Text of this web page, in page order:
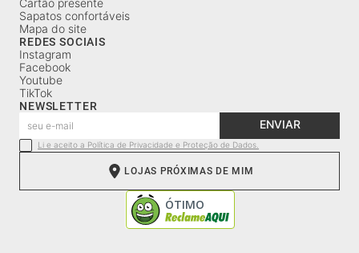
Sapatos confortáveis
Mapa do site
REDES SOCIAIS
Instagram
Facebook
Youtube
TikTok
NEWSLETTER
ENVIAR
Li e aceito a Política de Privacidade e Proteção de Dados.
LOJAS PRÓXIMAS DE MIM